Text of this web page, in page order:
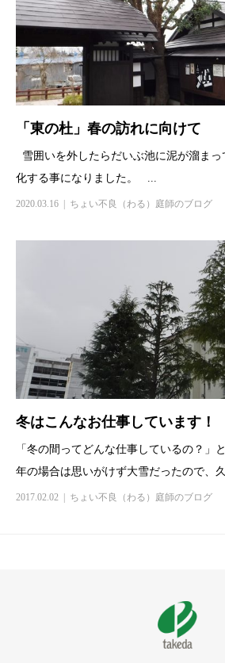
「東の杜」春の訪れに向けて
雪囲いを外したらだいぶ池に泥が溜ま
化する事になりました。 ...
2020.03.16 ちょい不良（わる）庭師のブログ
冬はこんなお仕事しています！
「冬の間ってどんな仕事しているの？」
年の場合は思いがけず大雪だったので、
2017.02.02 ちょい不良（わる）庭師のブログ